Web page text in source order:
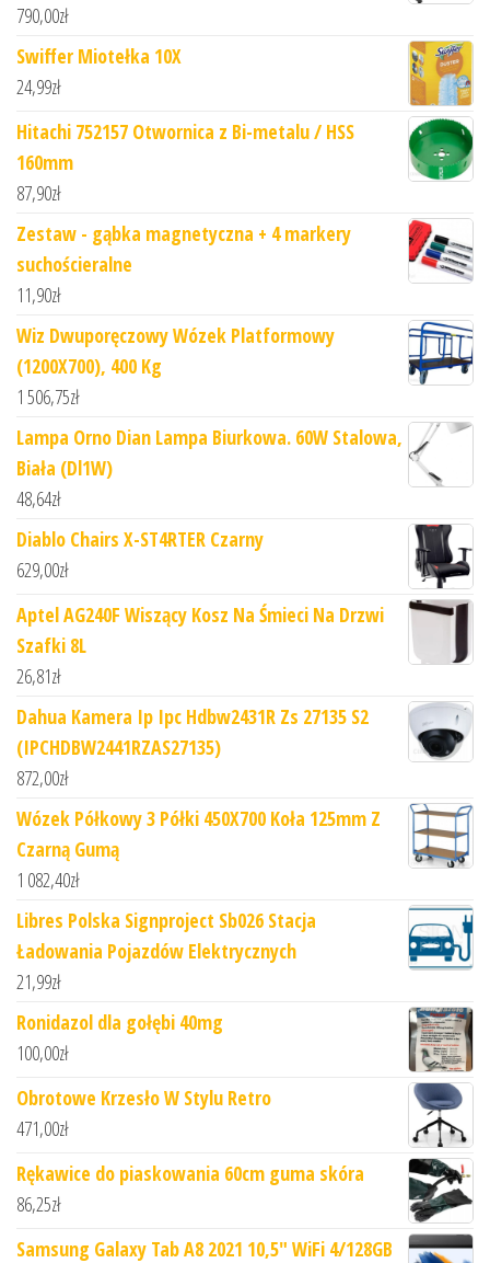
790,00zł
Swiffer Miotełka 10X
24,99zł
Hitachi 752157 Otwornica z Bi-metalu / HSS
160mm
87,90zł
Zestaw - gąbka magnetyczna + 4 markery
suchościeralne
11,90zł
Wiz Dwuporęczowy Wózek Platformowy
(1200X700), 400 Kg
1 506,75zł
Lampa Orno Dian Lampa Biurkowa. 60W Stalowa,
Biała (Dl1W)
48,64zł
Diablo Chairs X-ST4RTER Czarny
629,00zł
Aptel AG240F Wiszący Kosz Na Śmieci Na Drzwi
Szafki 8L
26,81zł
Dahua Kamera Ip Ipc Hdbw2431R Zs 27135 S2
(IPCHDBW2441RZAS27135)
872,00zł
Wózek Półkowy 3 Półki 450X700 Koła 125mm Z
Czarną Gumą
1 082,40zł
Libres Polska Signproject Sb026 Stacja
Ładowania Pojazdów Elektrycznych
21,99zł
Ronidazol dla gołębi 40mg
100,00zł
Obrotowe Krzesło W Stylu Retro
471,00zł
Rękawice do piaskowania 60cm guma skóra
86,25zł
Samsung Galaxy Tab A8 2021 10,5" WiFi 4/128GB